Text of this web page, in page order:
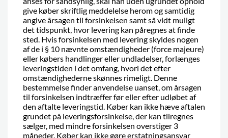
give køber skriftlig meddelelse herom og samtidig
angive årsagen til forsinkelsen samt så vidt muligt
det tidspunkt, hvor levering kan påregnes at finde
sted. Hvis forsinkelsen med levering skyldes nogen
af de i § 10 nævnte omstændigheder (force majeure)
eller købers handlinger eller undladelser, forlænges
leveringstiden i det omfang, hvori det efter
omstændighederne skønnes rimeligt. Denne
bestemmelse finder anvendelse uanset, om årsagen
til forsinkelsen indtræffer før eller efter udløbet af
den aftalte leveringstid. Køber kan ikke hæve aftalen
grundet på leveringsforsinkelse, der kan tilregnes
sælger, med mindre forsinkelsen overstiger 3
måneder. Køber kan ikke gøre erstatningsansvar